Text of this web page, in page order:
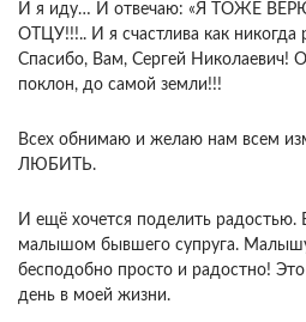
И я иду… И отвечаю: «Я ТОЖЕ
ОТЦУ!!!.. И я счастлива как никогда
Спасибо, Вам, Сергей Николаевич!
поклон, до самой земли!!!
Всех обнимаю и желаю нам всем
ЛЮБИТЬ.
И ещё хочется поделить радостью.
малышом бывшего супруга.
бесподобно просто и радостно!
день в моей жизни.